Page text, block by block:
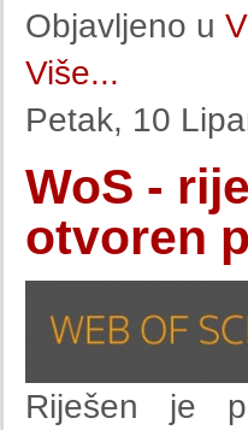
Objavljeno u
Više...
Petak, 10
WoS -
otvoren
Riješen je